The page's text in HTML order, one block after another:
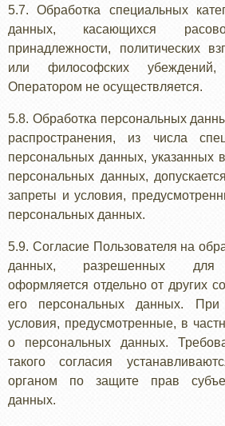
5.7. Обработка специальных
данных, касающихся
принадлежности, политических
или философских
Оператором не осуществляется.
5.8. Обработка персональных
распространения, из числа
персональных данных, указанных
персональных данных,
запреты и условия,
персональных данных.
5.9. Согласие Пользователя на
данных, разрешенных для
оформляется отдельно от других
его персональных данных. При
условия, предусмотренные, в
о персональных данных.
такого согласия
органом по защите прав
данных.